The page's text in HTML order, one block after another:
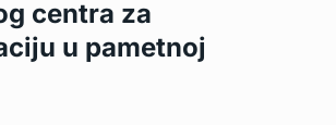
centra za
u pametnoj